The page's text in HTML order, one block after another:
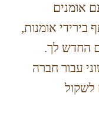
אומנים
אומנות,
החדש לך.
עבור חברה
לשקול